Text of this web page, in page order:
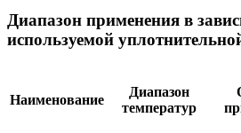
Диапазон применения в
используемой
Наименование
Диапазон
температур